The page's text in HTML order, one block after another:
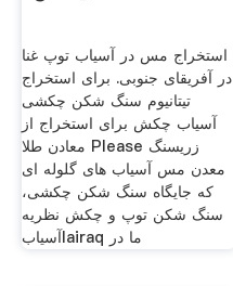
استخراج مس در آسیاب توپ غنا
در آفریقای جنوبی. برای استخراج
تیتانیوم سنگ شکن چکشی
آسیاب چکش برای استخراج از
معادن طلا Please زریسنگ
معدن مس آسیاب های گلوله ای
که جایگاه سنگ شکن چکشی،
سنگ شکن توپ و چکش نظریه
آسیابIairaq ما در